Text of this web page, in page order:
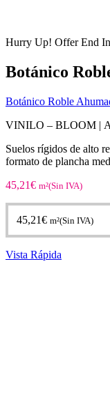
Hurry Up! Offer End
Botánico
Botánico Roble
VINILO – BLOOM |
Suelos rígidos de alto
formato de plancha
45,21€ m²(Sin IVA)
45,21€ m²(Sin IVA)
Vista Rápida